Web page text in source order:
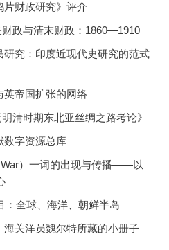
片财政研究》评介
政与清末财政：1860—1910
究：印度近现代史研究的范式
英帝国扩张的网络
清时期东北亚丝绸之路考论》
数字资源总库
War）一词的出现与传播——以
：全球、海洋、朝鲜半岛
关洋员魏尔特所藏的小册子